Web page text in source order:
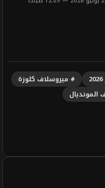
# ميروسلاف كلوزة
المونديال